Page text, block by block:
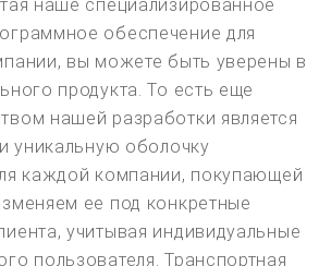
наше специализированное
обеспечение для
вы можете быть уверены в
продукта. То есть еще
нашей разработки является
уникальную оболочку
каждой компании, покупающей
ее под конкретные
учитывая индивидуальные
пользователя. Транспортная